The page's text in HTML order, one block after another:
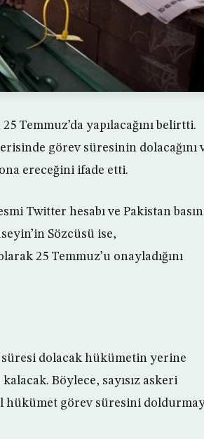
Temmuz’da yapılacağını belirtti.
görev süresinin dolacağını
ereceğini ifade etti.
Twitter hesabı ve Pakistan
Sözcüsü ise,
25 Temmuz’u onayladığını
dolacak hükümetin yerine
Böylece, sayısız askeri
hükümet görev süresini